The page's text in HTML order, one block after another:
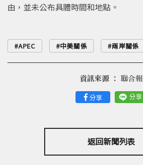
由，並未公布具體時間和地點。
APEC 中美關係 兩岸關係
分享 分享
資訊來源 ： 聯合報
返回新聞列表